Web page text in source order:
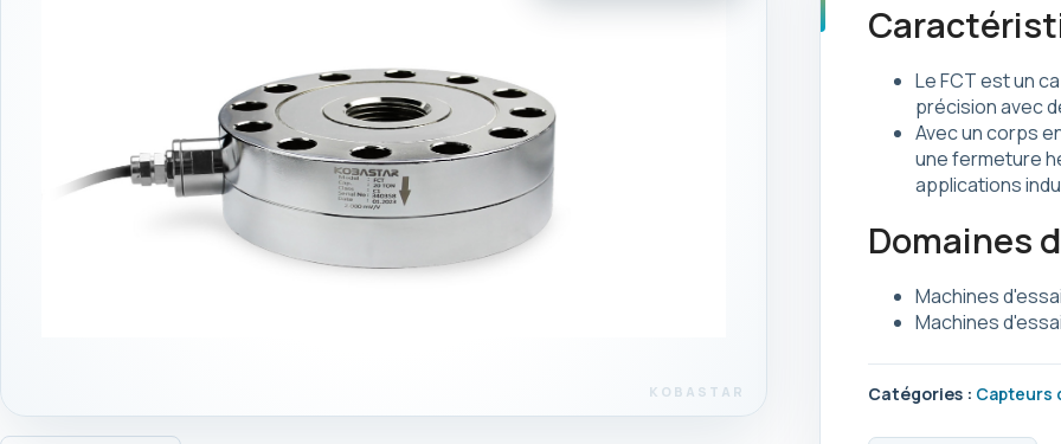
Le FCT est un
précision avec
Avec un corps
une fermeture
applications
Domaines
Machines
Machines
Catégories : Capteurs